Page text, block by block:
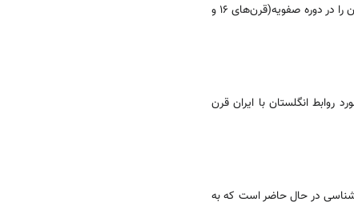
کالین‏ میشل(Collin p.Mitcheal) استاد دانشگاه‏ دال هرسی در کاناداست. وی برخی جنبه‏ های تاریخ دیپلماسی در ایران را در دوره صفویه(قرن‌های 16 و
انگلستان با ایران قرن
در حال حاضر است که به